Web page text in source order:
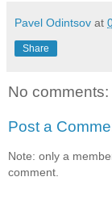
Pavel Odintsov at
Share
No comments:
Post a
Note: only a
comment.